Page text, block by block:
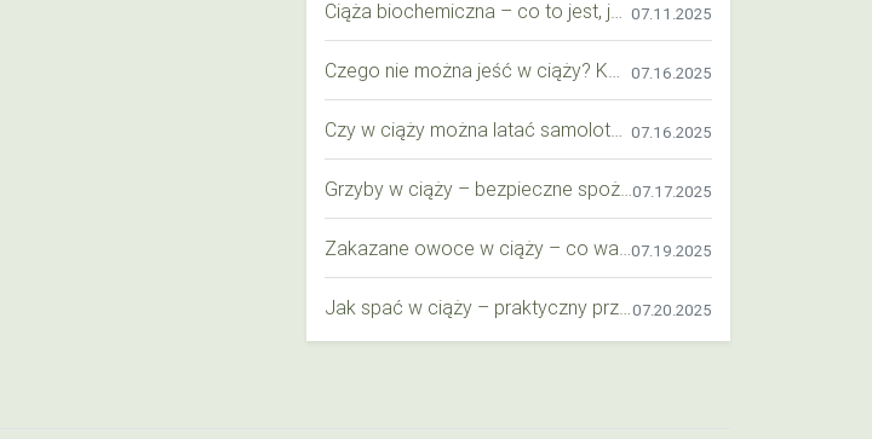
07.11.2025
07.16.2025
07.16.2025
07.17.2025
07.19.2025
07.20.2025